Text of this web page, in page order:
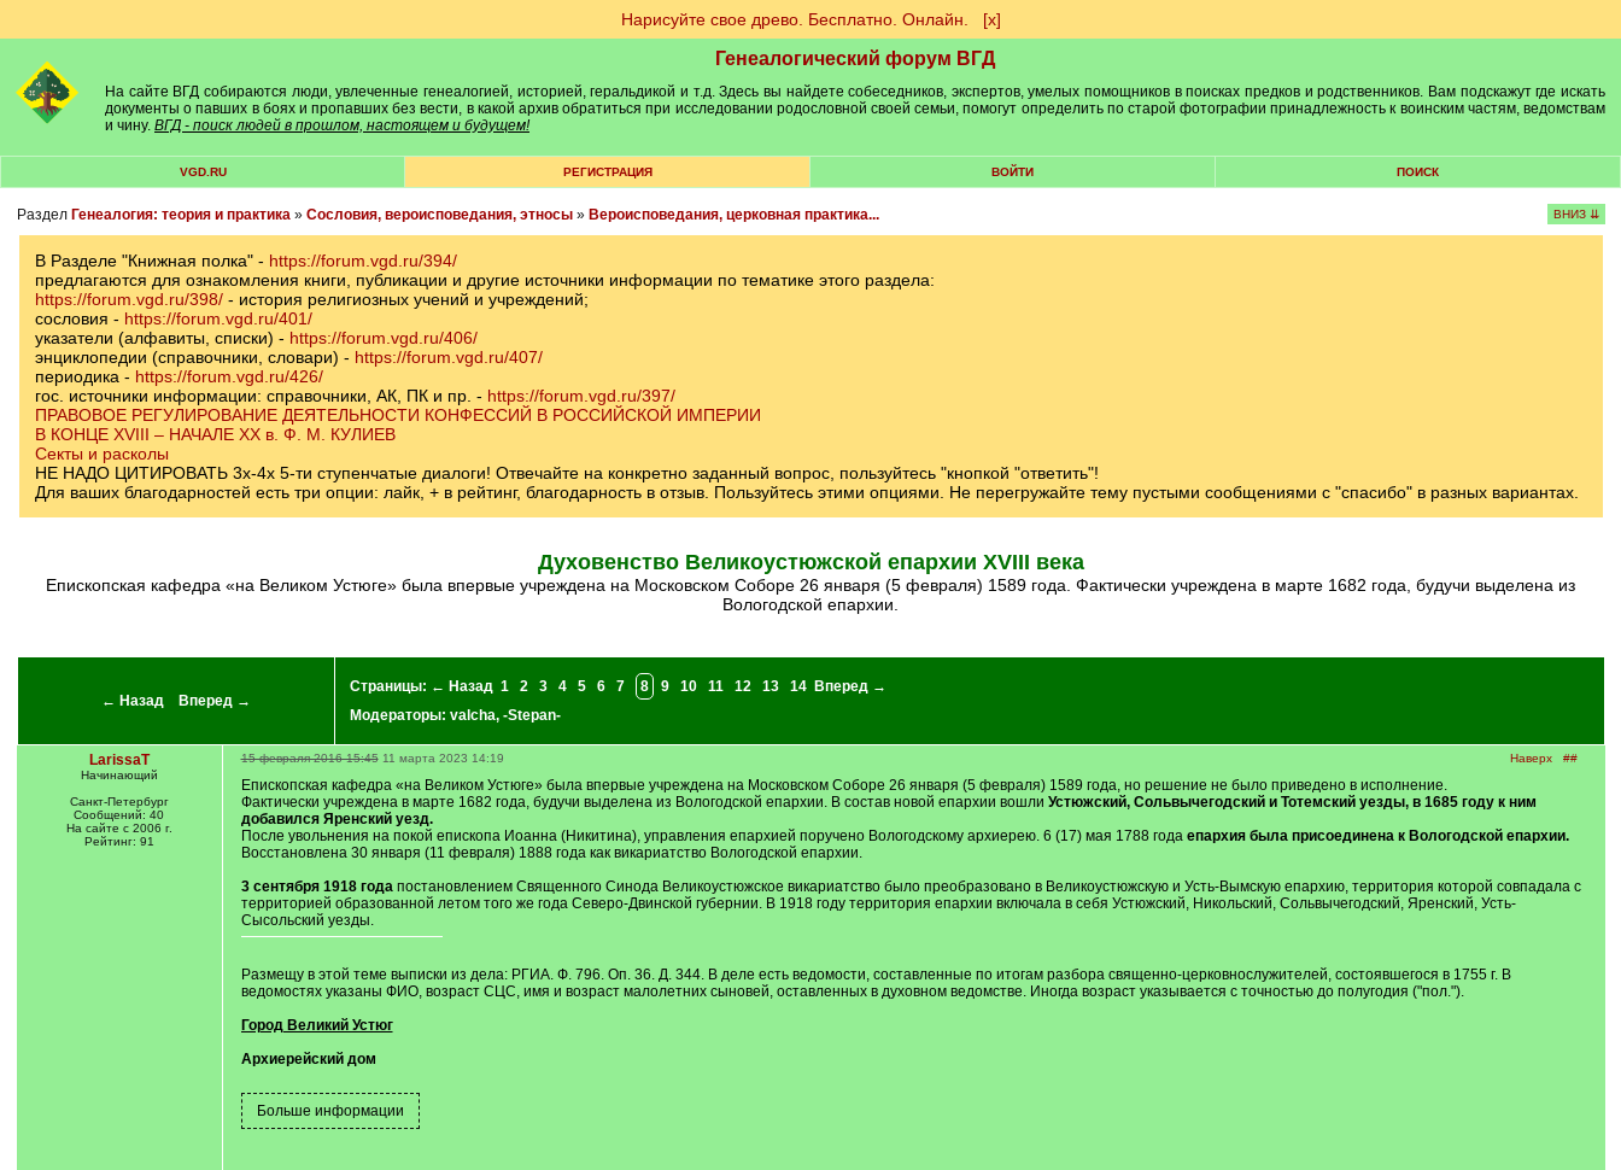
Нарисуйте свое древо. Бесплатно. Онлайн. [х]
Генеалогический форум ВГД
На сайте ВГД собираются люди, увлеченные генеалогией, историей, геральдикой и т.д. Здесь вы найдете собеседников, экспертов, умелых помощников в поисках предков и родственников. Вам подскажут где искать
документы о павших в боях и пропавших без вести, в какой архив обратиться при исследовании родословной своей семьи, помогут определить по старой фотографии принадлежность к воинским частям, ведомствам
и чину. ВГД - поиск людей в прошлом, настоящем и будущем!
VGD.RU РЕГИСТРАЦИЯ ВОЙТИ ПОИСК
Раздел Генеалогия: теория и практика» Сословия, вероисповедания, этносы» Вероисповедания, церковная практика... ВНИЗ ⇊
В Разделе "Книжная полка" - https://forum.vgd.ru/394/
предлагаются для ознакомления книги, публикации и другие источники информации по тематике этого раздела:
https://forum.vgd.ru/398/- история религиозных учений и учреждений;
сословия - https://forum.vgd.ru/401/
указатели (алфавиты, списки) - https://forum.vgd.ru/406/
энциклопедии (справочники, словари) - https://forum.vgd.ru/407/
периодика - https://forum.vgd.ru/426/
гос. источники информации: справочники, АК, ПК и пр. - https://forum.vgd.ru/397/
ПРАВОВОЕ РЕГУЛИРОВАНИЕ ДЕЯТЕЛЬНОСТИ КОНФЕССИЙ В РОССИЙСКОЙ ИМПЕРИИ
В КОНЦЕ XVIII – НАЧАЛЕ ХХ в. Ф. М. КУЛИЕВ
Секты и расколы
НЕ НАДО ЦИТИРОВАТЬ 3х-4х 5-ти ступенчатые диалоги! Отвечайте на конкретно заданный вопрос, пользуйтесь "кнопкой "ответить"!
Для ваших благодарностей есть три опции: лайк, + в рейтинг, благодарность в отзыв. Пользуйтесь этими опциями. Не перегружайте тему пустыми сообщениями с "спасибо" в разных вариантах.
Духовенство Великоустюжской епархии XVIII века
Епископская кафедра «на Великом Устюге» была впервые учреждена на Московском Соборе 26 января (5 февраля) 1589 года. Фактически учреждена в марте 1682 года, будучи выделена из
Вологодской епархии.
← Назад Вперед →
Страницы: ← Назад 1 2 3 4 5 6 7 8 9 10 11 12 13 14
Вперед →
Модераторы: valcha, -Stepan-
LarissaT
Начинающий
Санкт-Петербург
Сообщений: 40
На сайте с 2006 г.
Рейтинг: 91
Наверх ##
15 февраля 2016 15:45 11 марта 2023 14:19
Епископская кафедра «на Великом Устюге» была впервые учреждена на Московском Соборе 26 января (5 февраля) 1589 года, но решение не было приведено в исполнение.
Фактически учреждена в марте 1682 года, будучи выделена из Вологодской епархии. В состав новой епархии вошли Устюжский, Сольвычегодский и Тотемский уезды, в 1685 году к ним
добавился Яренский уезд.
После увольнения на покой епископа Иоанна (Никитина), управления епархией поручено Вологодскому архиерею. 6 (17) мая 1788 года епархия была присоединена к Вологодской епархии.
Восстановлена 30 января (11 февраля) 1888 года как викариатство Вологодской епархии.
3 сентября 1918 годапостановлением Священного Синода Великоустюжское викариатство было преобразовано в Великоустюжскую и Усть-Вымскую епархию, территория которой совпадала с
территорией образованной летом того же года Северо-Двинской губернии. В 1918 году территория епархии включала в себя Устюжский, Никольский, Сольвычегодский, Яренский, Усть-
Сысольский уезды.
Размещу в этой теме выписки из дела: РГИА. Ф. 796. Оп. 36. Д. 344. В деле есть ведомости, составленные по итогам разбора священно-церковнослужителей, состоявшегося в 1755 г. В
ведомостях указаны ФИО, возраст СЦС, имя и возраст малолетних сыновей, оставленных в духовном ведомстве. Иногда возраст указывается с точностью до полугодия ("пол.").
Город Великий Устюг
Архиерейский дом